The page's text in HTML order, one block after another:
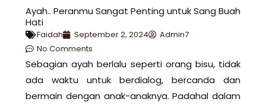
Ayah.. Peranmu Sangat Penting untuk Sang Buah
Hati
Faidah September 2, 2024
Admin7
No Comments
Sebagian ayah berlalu seperti orang bisu, tidak
ada waktu untuk berdialog, bercanda dan
bermain dengan anak-anaknya. Padahal dalam